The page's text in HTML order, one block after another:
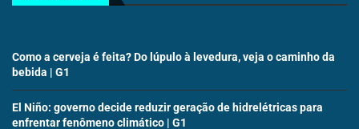
Como a cerveja é feita? Do lúpulo à levedura, veja o caminho da
bebida | G1
El Niño: governo decide reduzir geração de hidrelétricas para
enfrentar fenômeno climático | G1